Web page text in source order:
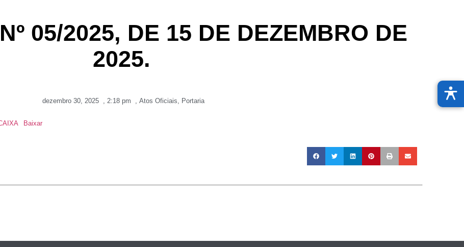
05/2025, DE 15 DE DEZEMBRO DE
2025.
dezembro 30, 2025 2:18 pm Atos Oficiais Portaria
Baixar